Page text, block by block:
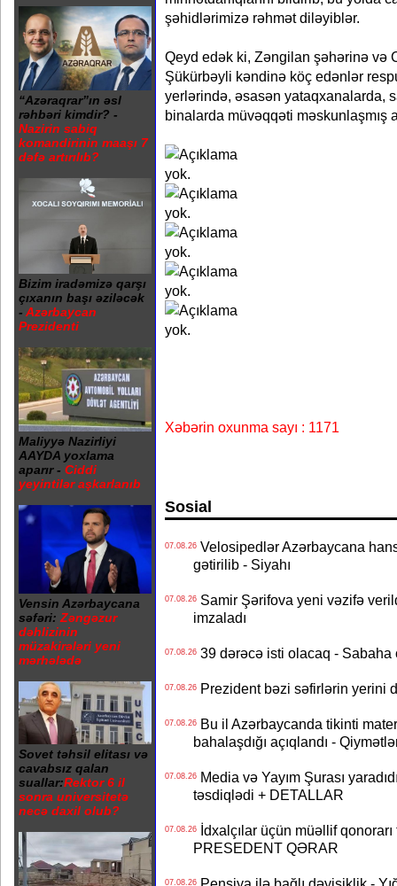
“Azəraqrar”ın əsl
rəhbəri kimdir? -
Nazirin sabiq
komandirinin maaşı 7
dəfə artırılıb?
Bizim iradəmizə qarşı
çıxanın başı əziləcək
- Azərbaycan
Prezidenti
Maliyyə Nazirliyi
AAYDA yoxlama
aparır - Ciddi
yeyintilər aşkarlanıb
Vensin Azərbaycana
səfəri: Zəngəzur
dəhlizinin
müzakirələri yeni
mərhələdə
Sovet təhsil elitası və
cavabsız qalan
suallar:Rektor 6 il
sonra universitetə
necə daxil olub?
şəhidlərimizə rəhmət diləyiblər.
Qeyd edək ki, Zəngilan şəhərinə və
Şükürbəyli kəndinə köç edənlər
yerlərində, əsasən yataqxanalarda,
binalarda müvəqqəti məskunlaşmış
Xəbərin oxunma sayı : 1171
Sosial
07.08.26Velosipedlər Azərbaycana
gətirilib - Siyahı
07.08.26Samir Şərifova yeni vəzifə
imzaladı
07.08.2639 dərəcə isti olacaq - Sabaha
07.08.26Prezident bəzi səfirlərin yerini
07.08.26Bu il Azərbaycanda tikinti
bahalaşdığı açıqlandı -
07.08.26Media və Yayım Şurası
təsdiqlədi + DETALLAR
07.08.26İdxalçılar üçün müəllif
PRESEDENT QƏRAR
07.08.26